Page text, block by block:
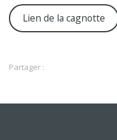
Lien de la cagnotte
Partager :